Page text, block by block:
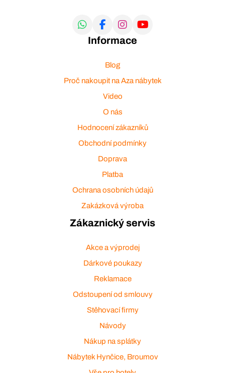
Informace
Blog
Proč nakoupit na Aza nábytek
Video
O nás
Hodnocení zákazníků
Obchodní podmínky
Doprava
Platba
Ochrana osobních údajů
Zakázková výroba
Zákaznický servis
Akce a výprodej
Dárkové poukazy
Reklamace
Odstoupení od smlouvy
Stěhovací firmy
Návody
Nákup na splátky
Nábytek Hynčice, Broumov